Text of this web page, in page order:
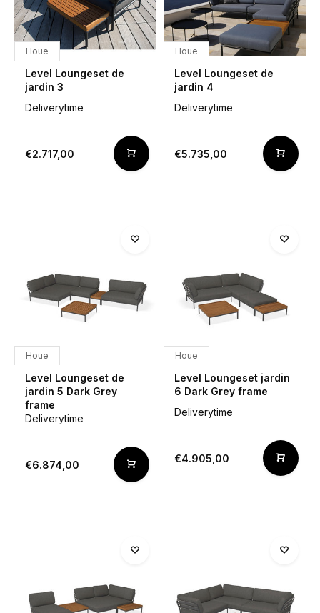
Houe
Level Loungeset de
jardin 3
Deliverytime
€2.717,00
Houe
Level Loungeset de
jardin 4
Deliverytime
€5.735,00
Houe
Level Loungeset de
jardin 5 Dark Grey
frame
Deliverytime
€6.874,00
Houe
Level Loungeset jardin
6 Dark Grey frame
Deliverytime
€4.905,00